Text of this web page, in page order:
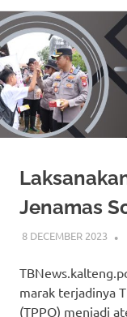
Skip
to
content
Jenamas
8 DECEMBER 2023
marak terjadinya
(TPPO) menjadi